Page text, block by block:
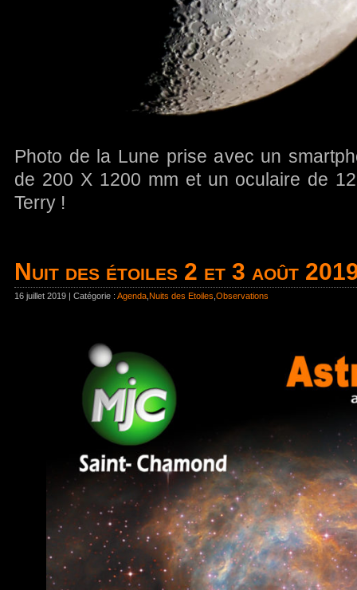
Photo de la Lune prise avec un
de 200 X 1200 mm et un oculaire de
Terry !
Nuit des étoiles 2 et 3 août
16 juillet 2019 | Catégorie : Agenda Nuits des Etoiles Observations